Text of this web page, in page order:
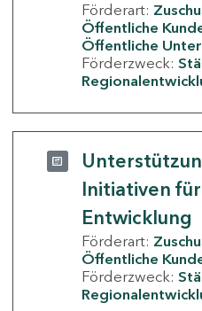
Förderart:
Öffentliche
Öffentliche
Förderzweck:
Initiativen
Entwicklung
Förderart:
Öffentliche
Förderzweck: